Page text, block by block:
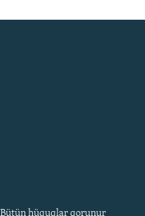
hüquqlar qorunur